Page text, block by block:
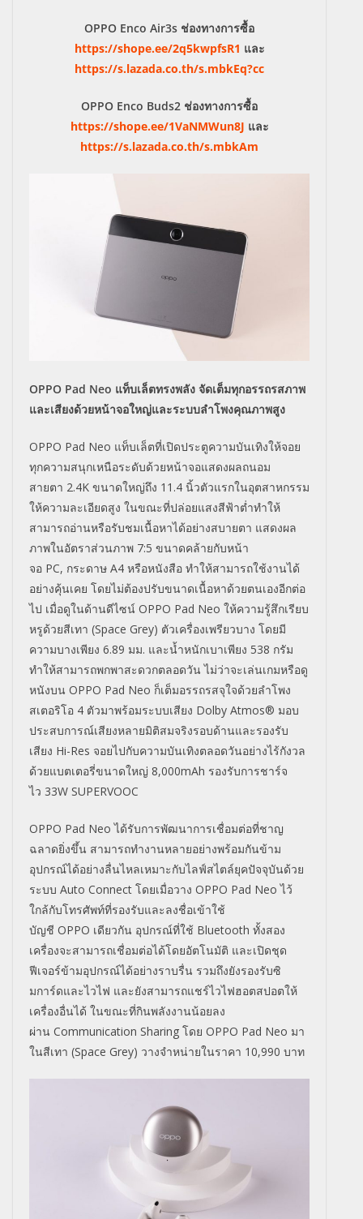
OPPO Enco Air3s ช่องทางการซื้อ
https://shope.ee/2q5kwpfsR1 และ
https://s.lazada.co.th/s.mbkEq?cc
OPPO Enco Buds2 ช่องทางการซื้อ
https://shope.ee/1VaNMWun8J และ
https://s.lazada.co.th/s.mbkAm
OPPO Pad Neo แท็บเล็ตทรงพลัง จัดเต็มทุกอรรถรสภาพ
และเสียงด้วยหน้าจอใหญ่และระบบลำโพงคุณภาพสูง
OPPO Pad Neo แท็บเล็ตที่เปิดประตูความบันเทิงให้จอย
ทุกความสนุกเหนือระดับด้วยหน้าจอแสดงผลถนอม
สายตา 2.4K ขนาดใหญ่ถึง 11.4 นิ้วตัวแรกในอุตสาหกรรม
ให้ความละเอียดสูง ในขณะที่ปล่อยแสงสีฟ้าต่ำทำให้
สามารถอ่านหรือรับชมเนื้อหาได้อย่างสบายตา แสดงผล
ภาพในอัตราส่วนภาพ 7:5 ขนาดคล้ายกับหน้า
จอ PC, กระดาษ A4 หรือหนังสือ ทำให้สามารถใช้งานได้
อย่างคุ้นเคย โดยไม่ต้องปรับขนาดเนื้อหาด้วยตนเองอีกต่อ
ไป เมื่อดูในด้านดีไซน์ OPPO Pad Neo ให้ความรู้สึกเรียบ
หรูด้วยสีเทา (Space Grey) ตัวเครื่องเพรียวบาง โดยมี
ความบางเพียง 6.89 มม. และน้ำหนักเบาเพียง 538 กรัม
ทำให้สามารถพกพาสะดวกตลอดวัน ไม่ว่าจะเล่นเกมหรือดู
หนังบน OPPO Pad Neo ก็เต็มอรรถรสจุใจด้วยลำโพง
สเตอริโอ 4 ตัวมาพร้อมระบบเสียง Dolby Atmos® มอบ
ประสบการณ์เสียงหลายมิติสมจริงรอบด้านและรองรับ
เสียง Hi-Res จอยไปกับความบันเทิงตลอดวันอย่างไร้กังวล
ด้วยแบตเตอรี่ขนาดใหญ่ 8,000mAh รองรับการชาร์จ
ไว 33W SUPERVOOC
OPPO Pad Neoได้รับการพัฒนาการเชื่อมต่อที่ชาญ
ฉลาดยิ่งขึ้น สามารถทำงานหลายอย่างพร้อมกันข้าม
อุปกรณ์ได้อย่างลื่นไหลเหมาะกับไลฟ์สไตล์ยุคปัจจุบันด้วย
ระบบ Auto Connect โดยเมื่อวาง OPPO Pad Neoไว้
ใกล้กับโทรศัพท์ที่รองรับและลงชื่อเข้าใช้
บัญชี OPPO เดียวกัน อุปกรณ์ที่ใช้ Bluetooth ทั้งสอง
เครื่องจะสามารถเชื่อมต่อได้โดยอัตโนมัติ และเปิดชุด
ฟีเจอร์ข้ามอุปกรณ์ได้อย่างราบรื่น รวมถึงยังรองรับซิ
มการ์ดและไวไฟ และยังสามารถแชร์ไวไฟฮอตสปอตให้
เครื่องอื่นได้ ในขณะที่กินพลังงานน้อยลง
ผ่าน Communication Sharing โดย OPPO Pad Neo มา
ในสีเทา (Space Grey) วางจำหน่ายในราคา 10,990 บาท